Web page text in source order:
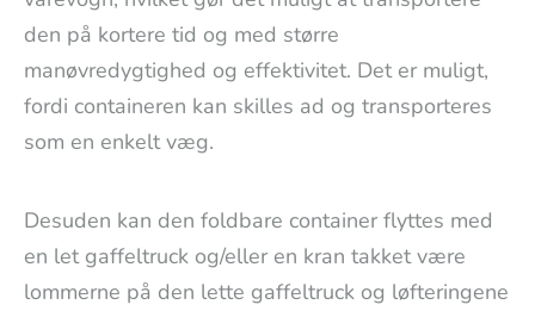
den på kortere tid og med større
manøvredygtighed og effektivitet. Det er muligt,
fordi containeren kan skilles ad og transporteres
som en enkelt væg.
Desuden kan den foldbare container flyttes med
en let gaffeltruck og/eller en kran takket være
lommerne på den lette gaffeltruck og løfteringene